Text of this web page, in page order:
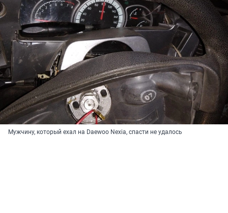
Мужчину, который ехал на Daewoo Nexia, спасти не удалось